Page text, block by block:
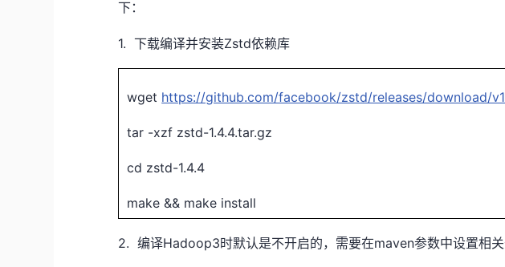
下：
1. 下载编译并安装Zstd依赖库
wget https://github.com/facebook/zstd/releases/download/
tar -xzf zstd-1.4.4.tar.gz
cd zstd-1.4.4
make && make install
2. 编译Hadoop3时默认是不开启的，需要在maven参数中设置相关